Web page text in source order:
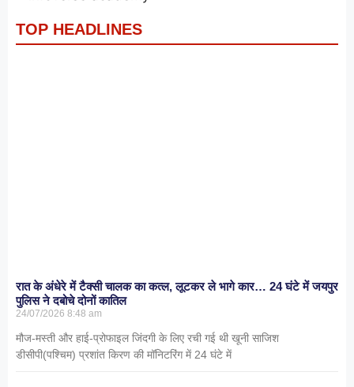
TOP HEADLINES
रात के अंधेरे में टैक्सी चालक का कत्ल, लूटकर ले भागे कार… 24 घंटे में जयपुर
पुलिस ने दबोचे दोनों कातिल
24/07/2026 8:48 am
मौज-मस्ती और हाई-प्रोफाइल जिंदगी के लिए रची गई थी खूनी साजिश
डीसीपी(पश्चिम) प्रशांत किरण की मॉनिटरिंग में 24 घंटे में